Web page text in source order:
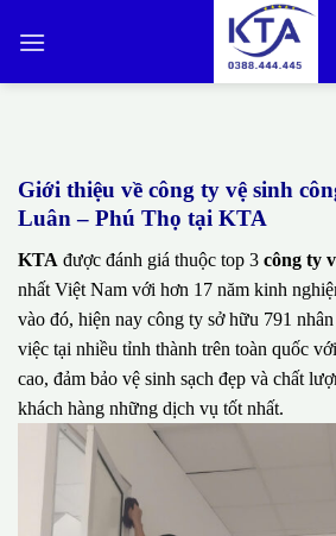
qua
Giới thiệu về công ty vệ sinh
Luân – Phú Thọ tại KTA
KTA được đánh giá thuộc top 3 công ty
nhất Việt Nam với hơn 17 năm kinh
vào đó, hiện nay công ty sở hữu 791
việc tại nhiều tỉnh thành trên toàn quốc
cao, đảm bảo vệ sinh sạch đẹp và chất
khách hàng những dịch vụ tốt nhất.